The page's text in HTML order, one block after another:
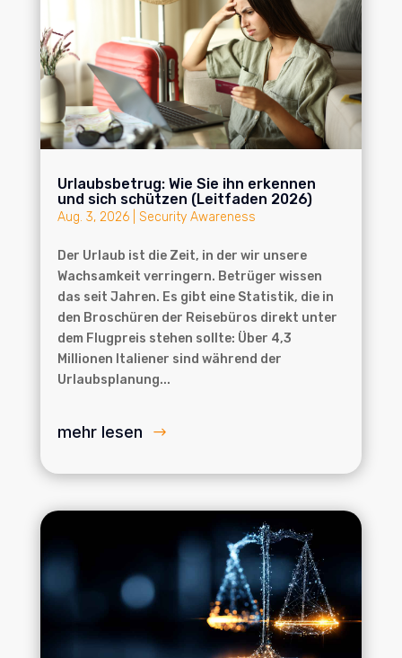
Urlaubsbetrug: Wie Sie ihn erkennen
und sich schützen (Leitfaden 2026)
Aug. 3, 2026| Security Awareness
Der Urlaub ist die Zeit, in der wir unsere
Wachsamkeit verringern. Betrüger wissen
das seit Jahren. Es gibt eine Statistik, die in
den Broschüren der Reisebüros direkt unter
dem Flugpreis stehen sollte: Über 4,3
Millionen Italiener sind während der
Urlaubsplanung...
mehr lesen